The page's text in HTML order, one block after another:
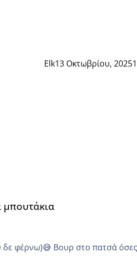
Elk13 Οκτωβρίου, 2025
μπουτάκια
φέρνω)😅 Βουρ στο πατσά όσες